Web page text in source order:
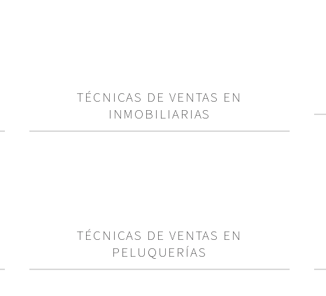
TÉCNICAS DE VENTAS EN
INMOBILIARIAS
TÉCNICAS DE VENTAS EN
PELUQUERÍAS